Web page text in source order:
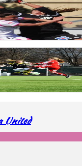
– QBIK
Mallbackens IF
United